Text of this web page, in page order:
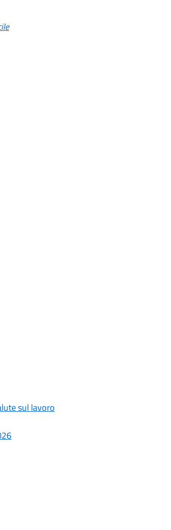
sul lavoro